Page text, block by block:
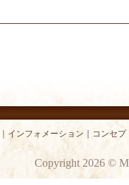
インフォメーション コンセプ
Copyright 2026 ©